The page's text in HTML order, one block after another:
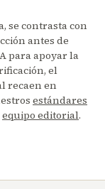
se contrasta con
antes de
para apoyar la
el
recaen en
estándares
equipo editorial.